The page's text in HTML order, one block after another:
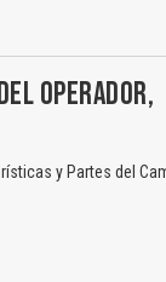
OPERADOR,
y Partes del
se visualiza el contenido.